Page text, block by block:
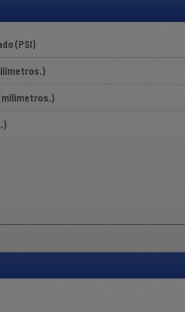
(PSI)